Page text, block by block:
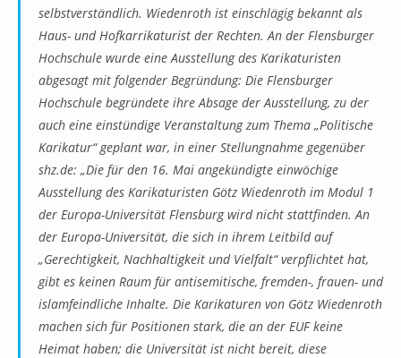
selbstverständlich. Wiedenroth ist einschlägig bekannt als
Haus- und Hofkarrikaturist der Rechten. An der Flensburger
Hochschule wurde eine Ausstellung des Karikaturisten
abgesagt mit folgender Begründung: Die Flensburger
Hochschule begründete ihre Absage der Ausstellung, zu der
auch eine einstündige Veranstaltung zum Thema „Politische
Karikatur“ geplant war, in einer Stellungnahme gegenüber
shz.de: „Die für den 16. Mai angekündigte einwöchige
Ausstellung des Karikaturisten Götz Wiedenroth im Modul 1
der Europa-Universität Flensburg wird nicht stattfinden. An
der Europa-Universität, die sich in ihrem Leitbild auf
„Gerechtigkeit, Nachhaltigkeit und Vielfalt“ verpflichtet hat,
gibt es keinen Raum für antisemitische, fremden-, frauen- und
islamfeindliche Inhalte. Die Karikaturen von Götz Wiedenroth
machen sich für Positionen stark, die an der EUF keine
Heimat haben; die Universität ist nicht bereit, diese